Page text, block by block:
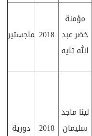
مؤمنة
خضر عبد
الله تايه
2018 ماجستير
لينا ماجد
سليمان 2018 دورية